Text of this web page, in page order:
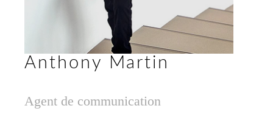
Anthony Martin
Agent de communication